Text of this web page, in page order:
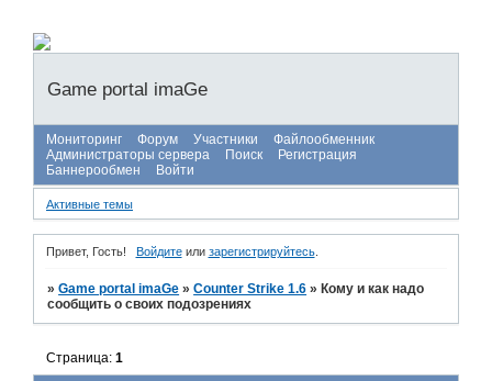
Game portal imaGe
Мониторинг Форум Участники
Файлообменник
Администраторы сервера
Поиск
Регистрация
Баннерообмен
Войти
Активные темы
Привет, Гость! Войдитеили зарегистрируйтесь.
»Game portal imaGe »Counter Strike 1.6 » Кому и как надо
сообщить о своих подозрениях
Страница:1